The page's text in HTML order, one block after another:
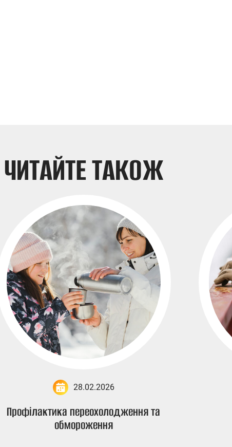
ЧИТАЙТЕ ТАКОЖ
28.02.2026
Профілактика переохолодження та
обмороження